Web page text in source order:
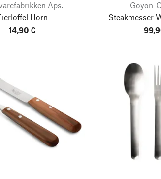
Aps.
Horn
14,90 €
Goyon-
Steakmesser